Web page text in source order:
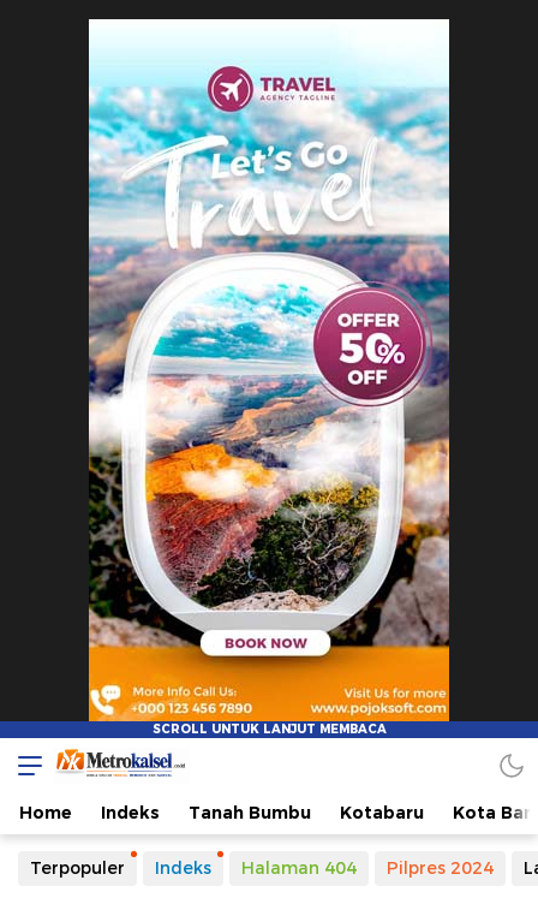
Metro Kalsel
Media Online Terkini, Faktual dan Mendidik
Home Indeks Tanah Bumbu Kotabaru Kota
Terpopuler Indeks Halaman 404 Pilpres 2024